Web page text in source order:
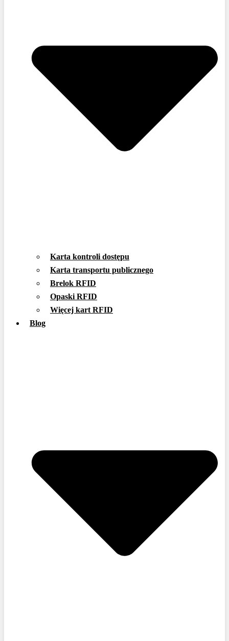
Karta kontroli dostępu
Karta transportu publicznego
Brelok RFID
Opaski RFID
Więcej kart RFID
Blog